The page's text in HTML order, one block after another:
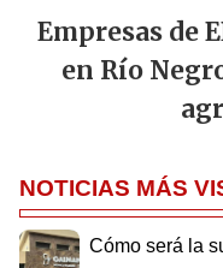
Empresas de
en Río
NOTICIAS MÁS
Cómo será la